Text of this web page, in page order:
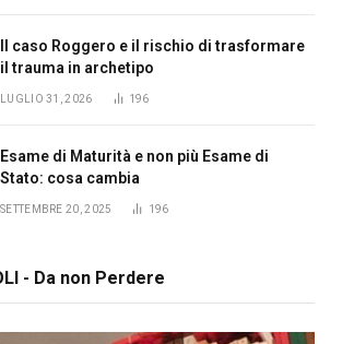
Il caso Roggero e il rischio di trasformare
il trauma in archetipo
LUGLIO 31, 2026 196
Esame di Maturità e non più Esame di
Stato: cosa cambia
SETTEMBRE 20, 2025 196
- Da non Perdere